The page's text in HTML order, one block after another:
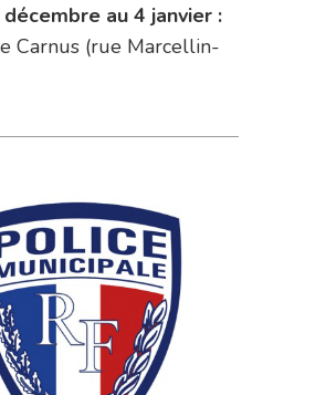
au 4 janvier :
Carnus (rue Marcellin-